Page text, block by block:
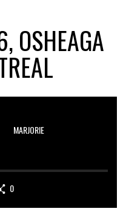
OSHEAGA
MARJORIE
0